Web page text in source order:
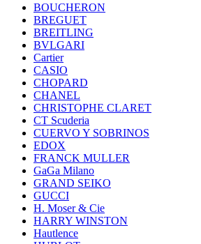
BOUCHERON
BREGUET
BREITLING
BVLGARI
Cartier
CASIO
CHOPARD
CHANEL
CHRISTOPHE CLARET
CT Scuderia
CUERVO Y SOBRINOS
EDOX
FRANCK MULLER
GaGa Milano
GRAND SEIKO
GUCCI
H. Moser & Cie
HARRY WINSTON
Hautlence